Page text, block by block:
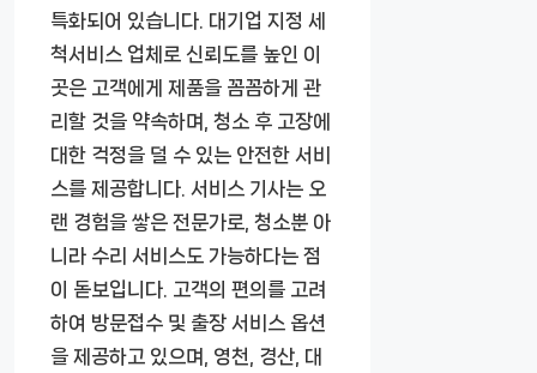
특화되어 있습니다. 대기업 지정 세
척서비스 업체로 신뢰도를 높인 이
곳은 고객에게 제품을 꼼꼼하게 관
리할 것을 약속하며, 청소 후 고장에
대한 걱정을 덜 수 있는 안전한 서비
스를 제공합니다. 서비스 기사는 오
랜 경험을 쌓은 전문가로, 청소뿐 아
니라 수리 서비스도 가능하다는 점
이 돋보입니다. 고객의 편의를 고려
하여 방문접수 및 출장 서비스 옵션
을 제공하고 있으며, 영천, 경산, 대